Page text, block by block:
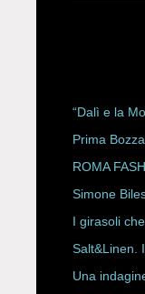
“Dalì e la
Prima
P/E 2027
ROMA
HAUTE
Simone
ESPY
I girasoli
Salt&Linen.
Una